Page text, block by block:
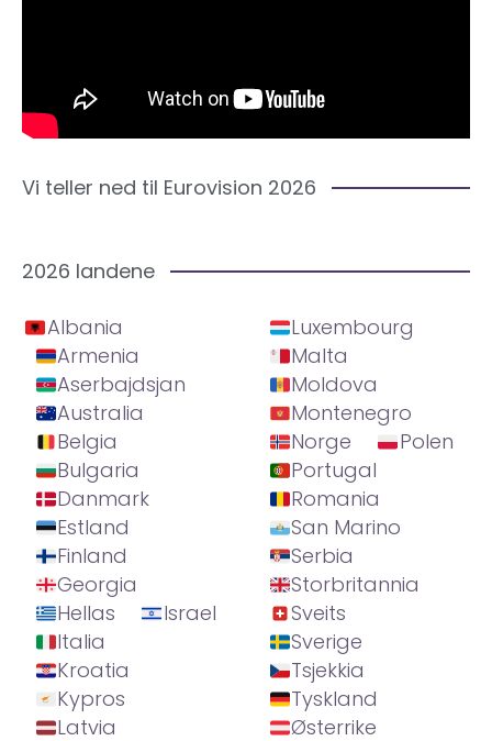
Vi teller ned til Eurovision 2026
2026 landene
Albania
Armenia
Aserbajdsjan
Australia
Belgia
Bulgaria
Danmark
Estland
Finland
Georgia
Hellas
Israel
Italia
Kroatia
Kypros
Latvia
Luxembourg
Malta
Moldova
Montenegro
Norge
Polen
Portugal
Romania
San Marino
Serbia
Storbritannia
Sveits
Sverige
Tsjekkia
Tyskland
Østerrike